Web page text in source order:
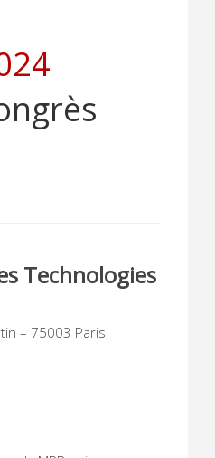
Technologies
– 75003 Paris